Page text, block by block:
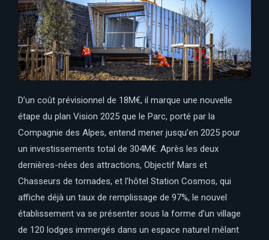
D’un coût prévisionnel de 18M€, il marque une nouvelle
étape du plan Vision 2025 que le Parc, porté par la
Compagnie des Alpes, entend mener jusqu’en 2025 pour
un investissements total de 304M€. Après les deux
dernières-nées des attractions, Objectif Mars et
Chasseurs de tornades, et l’hôtel Station Cosmos, qui
affiche déjà un taux de remplissage de 97%, le nouvel
établissement va se présenter sous la forme d’un village
de 120 lodges immergés dans un espace naturel mêlant